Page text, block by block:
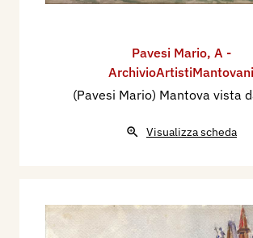
Pavesi Mario, A -
ArchivioArtistiMantovani
(Pavesi Mario) Mantova vista
Visualizza scheda